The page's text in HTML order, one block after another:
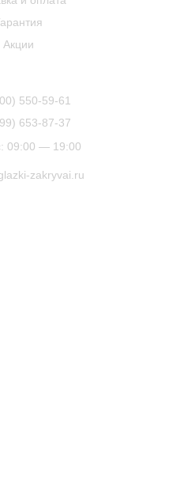
Акции
550-59-61
653-87-37
09:00 — 19:00
zakryvai.ru